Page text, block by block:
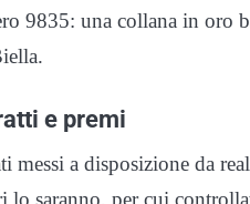
9835: una collana in oro
e premi
a disposizione da
lo saranno, per cui